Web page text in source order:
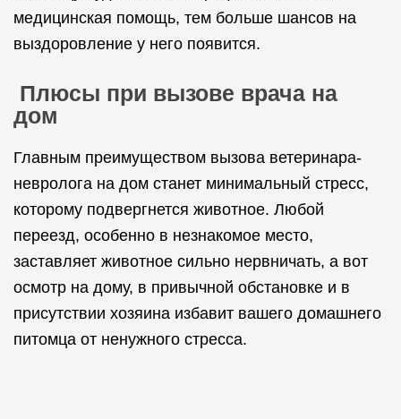
медицинская помощь, тем больше шансов на
выздоровление у него появится.
Плюсы при вызове врача на
дом
Главным преимуществом вызова ветеринара-
невролога на дом станет минимальный стресс,
которому подвергнется животное. Любой
переезд, особенно в незнакомое место,
заставляет животное сильно нервничать, а вот
осмотр на дому, в привычной обстановке и в
присутствии хозяина избавит вашего домашнего
питомца от ненужного стресса.